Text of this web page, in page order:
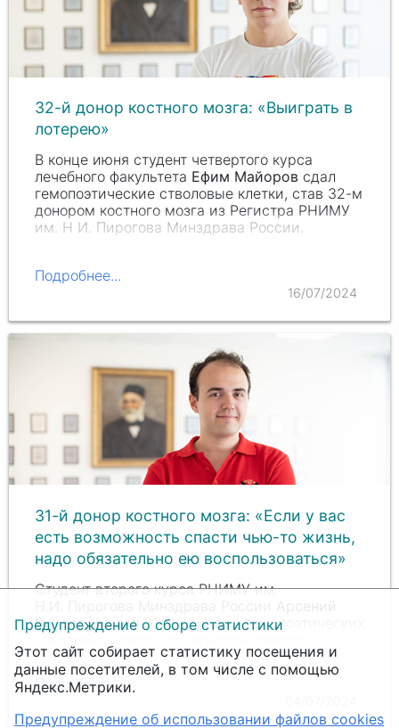
32-й донор костного мозга: «Выиграть в
лотерею»
В конце июня студент четвертого курса
лечебного факультета Ефим Майоровсдал
гемопоэтические стволовые клетки, став 32-м
донором костного мозга из Регистра РНИМУ
им. Н И. Пирогова Минздрава России.
Подробнее...
16/07/2024
31-й донор костного мозга: «Если у вас
есть возможность спасти чью-то жизнь,
надо обязательно ею воспользоваться»
Студент второго курса РНИМУ им.
Викторовстал 31-м донором гемопоэтических
стволовых клеток из Регистра доноров
костного мозга Университета.
Подробнее...
Предупреждение о сборе статистики
Этот сайт собирает статистику посещения и
данные посетителей, в том числе с помощью
Яндекс.Метрики.
Предупреждение об использовании файлов cookies